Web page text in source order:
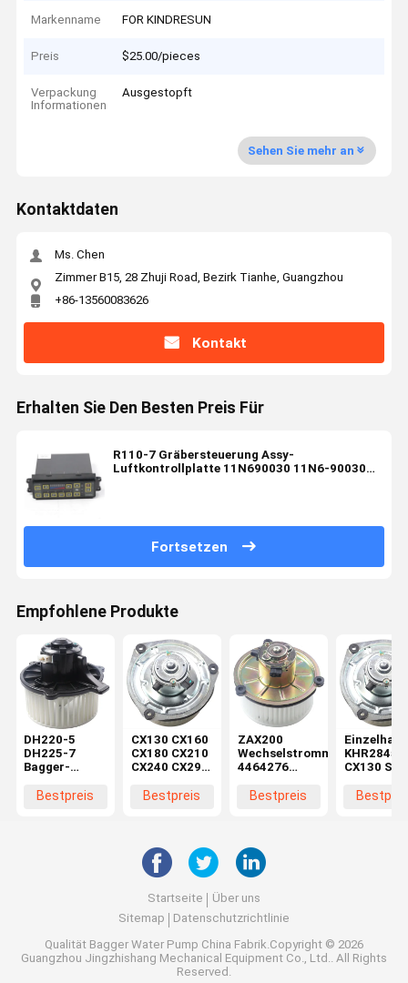
Markenname FOR KINDRESUN
Preis $25.00/pieces
Verpackung
Informationen
Ausgestopft
Sehen Sie mehr an
Kontaktdaten
Ms. Chen
Zimmer B15, 28 Zhuji Road, Bezirk Tianhe, Guangzhou
+86-13560083626
Kontakt
Erhalten Sie Den Besten Preis Für
R110-7 Gräbersteuerung Assy-
Luftkontrollplatte 11N690030 11N6-90030
Fortsetzen
Empfohlene Produkte
DH220-5
DH225-7
Bagger-
K1040112
Bestpreis
CX130 CX160
CX180 CX210
CX240 CX290
Maschinenreparaturwerkstätten
Bestpreis
ZAX200
Wechselstrommotor
4464276
Baggerteile in
Bestpreis
KHR2845
CX130
Startseite
Über uns
Sitemap
Datenschutzrichtlinie
Qualität Bagger Water Pump China Fabrik.Copyright © 2026
Guangzhou Jingzhishang Mechanical Equipment Co., Ltd.. All Rights
Reserved.